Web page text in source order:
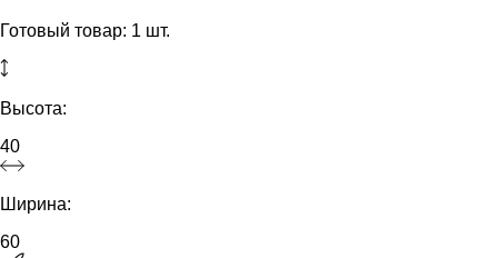
Готовый товар: 1 шт.
Высота:
40
Ширина:
60